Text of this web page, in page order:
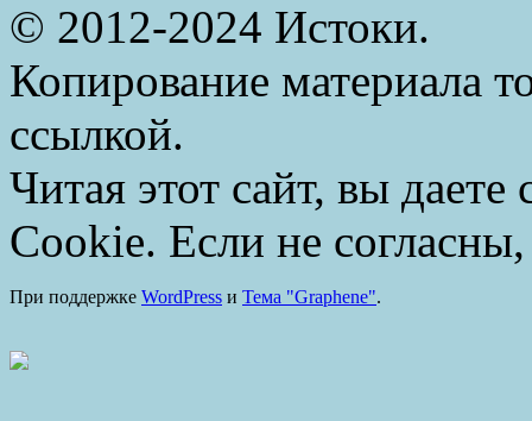
© 2012-2024 Истоки.
Копирование материала
ссылкой.
Читая этот сайт, вы даете
Cookie. Если не
При поддержке WordPress и Тема "Graphene".